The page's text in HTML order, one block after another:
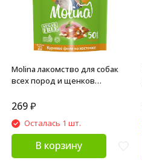
Molina лакомство для собак
всех пород и щенков
50 г
269₽
Осталась 1 шт.
В корзину